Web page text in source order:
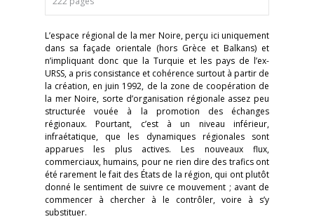
L’espace régional de la mer Noire, perçu ici uniquement
dans sa façade orientale (hors Grèce et Balkans) et
n’impliquant donc que la Turquie et les pays de l’ex-
URSS, a pris consistance et cohérence surtout à partir de
la création, en juin 1992, de la zone de coopération de
la mer Noire, sorte d’organisation régionale assez peu
structurée vouée à la promotion des échanges
régionaux. Pourtant, c’est à un niveau inférieur,
infraétatique, que les dynamiques régionales sont
apparues les plus actives. Les nouveaux flux,
commerciaux, humains, pour ne rien dire des trafics ont
été rarement le fait des États de la région, qui ont plutôt
donné le sentiment de suivre ce mouvement ; avant de
commencer à chercher à le contrôler, voire à s’y
substituer.